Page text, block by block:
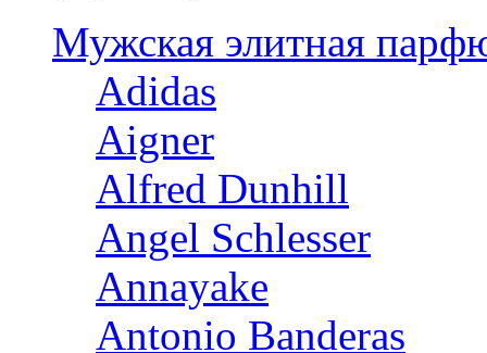
Мужская элитная
Adidas
Aigner
Alfred Dunhill
Angel Schlesser
Annayake
Antonio Banderas